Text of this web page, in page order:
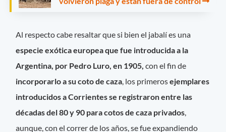
Al respecto cabe resaltar que si bien el jabalí es una
especie exótica europea que fue introducida a la
Argentina, por Pedro Luro, en 1905, con el fin de
incorporarlo a su coto de caza , los primerosejemplares
introducidos a Corrientes se registraron entre las
décadas del 80 y 90 para cotos de caza privados
aunque, con el correr de los años, se fue expandiendo